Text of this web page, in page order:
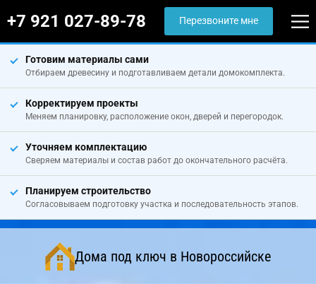
+7 921 027-89-78 Перезвоните мне
Готовим материалы сами
Отбираем древесину и подготавливаем детали домокомплекта.
Корректируем проекты
Меняем планировку, расположение окон, дверей и перегородок.
Уточняем комплектацию
Сверяем материалы и состав работ до окончательного расчёта.
Планируем строительство
Согласовываем подготовку участка и последовательность этапов.
Дома под ключ в Новороссийске